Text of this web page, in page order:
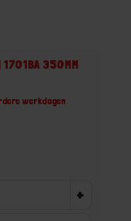
350MM
werkdagen
+